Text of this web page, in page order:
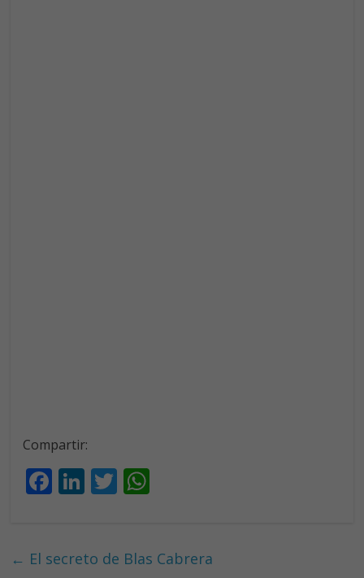
Compartir:
F
b
Li
e
T
er s
← El secreto de Blas Cabrera